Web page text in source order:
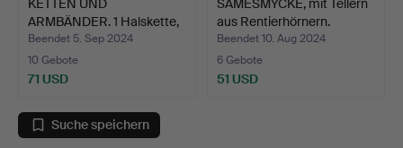
KETTEN UND
ARMBÄNDER. 1 Halskette,
Silber,…
Beendet 5. Sep 2024
10 Gebote
71 USD
SAMESMYCKE, mit Tellern
aus Rentierhörnern.
Beendet 10. Aug 2024
6 Gebote
51 USD
Suche speichern